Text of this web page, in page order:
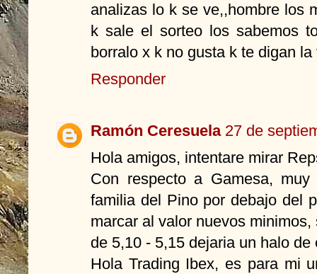
analizas lo k se ve,,hombre los
k sale el sorteo los sabemos
borralo x k no gusta k te digan la
Responder
Ramón Ceresuela 27 de
Hola amigos, intentare mirar
Con respecto a Gamesa,
familia del Pino por debajo del
marcar al valor nuevos
de 5,10 - 5,15 dejaria un halo de
Hola Trading Ibex, es para mi